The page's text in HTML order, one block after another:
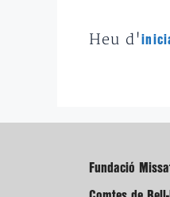
Heu d'
Fundació